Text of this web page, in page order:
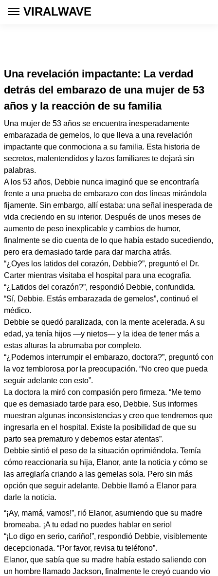
VIRALWAVE
Una revelación impactante: La verdad
detrás del embarazo de una mujer de 53
años y la reacción de su familia
Una mujer de 53 años se encuentra inesperadamente
embarazada de gemelos, lo que lleva a una revelación
impactante que conmociona a su familia. Esta historia de
secretos, malentendidos y lazos familiares te dejará sin
palabras.
A los 53 años, Debbie nunca imaginó que se encontraría
frente a una prueba de embarazo con dos líneas mirándola
fijamente. Sin embargo, allí estaba: una señal inesperada de
vida creciendo en su interior. Después de unos meses de
aumento de peso inexplicable y cambios de humor,
finalmente se dio cuenta de lo que había estado sucediendo,
pero era demasiado tarde para dar marcha atrás.
“¿Oyes los latidos del corazón, Debbie?”, preguntó el Dr.
Carter mientras visitaba el hospital para una ecografía.
“¿Latidos del corazón?”, respondió Debbie, confundida.
“Sí, Debbie. Estás embarazada de gemelos”, continuó el
médico.
Debbie se quedó paralizada, con la mente acelerada. A su
edad, ya tenía hijos —y nietos— y la idea de tener más a
estas alturas la abrumaba por completo.
“¿Podemos interrumpir el embarazo, doctora?”, preguntó con
la voz temblorosa por la preocupación. “No creo que pueda
seguir adelante con esto”.
La doctora la miró con compasión pero firmeza. “Me temo
que es demasiado tarde para eso, Debbie. Sus informes
muestran algunas inconsistencias y creo que tendremos que
ingresarla en el hospital. Existe la posibilidad de que su
parto sea prematuro y debemos estar atentas”.
Debbie sintió el peso de la situación oprimiéndola. Temía
cómo reaccionaría su hija, Elanor, ante la noticia y cómo se
las arreglaría criando a las gemelas sola. Pero sin más
opción que seguir adelante, Debbie llamó a Elanor para
darle la noticia.
“¡Ay, mamá, vamos!”, rió Elanor, asumiendo que su madre
bromeaba. ¡A tu edad no puedes hablar en serio!
“¡Lo digo en serio, cariño!”, respondió Debbie, visiblemente
decepcionada. “Por favor, revisa tu teléfono”.
Elanor, que sabía que su madre había estado saliendo con
un hombre llamado Jackson, finalmente le creyó cuando vio